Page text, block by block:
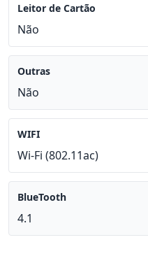
Leitor de Cartão
Não
Outras
Não
WIFI
Wi-Fi (802.11ac)
BlueTooth
4.1